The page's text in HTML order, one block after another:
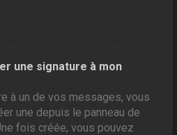
une signature à mon
à un de vos messages, vous
une depuis le panneau de
fois créée, vous pouvez